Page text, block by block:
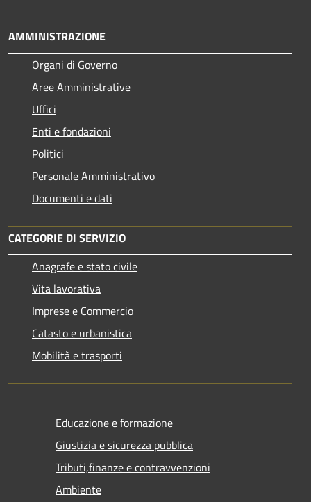
AMMINISTRAZIONE
Organi di Governo
Aree Amministrative
Uffici
Enti e fondazioni
Politici
Personale Amministrativo
Documenti e dati
CATEGORIE DI SERVIZIO
Anagrafe e stato civile
Vita lavorativa
Imprese e Commercio
Catasto e urbanistica
Mobilità e trasporti
Educazione e formazione
Giustizia e sicurezza pubblica
Tributi,finanze e contravvenzioni
Ambiente